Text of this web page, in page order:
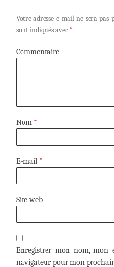
Votre adresse e-mail ne sera pas
sont indiqués avec *
Commentaire
Nom *
E-mail *
Site web
Enregistrer mon nom, mon
navigateur pour mon